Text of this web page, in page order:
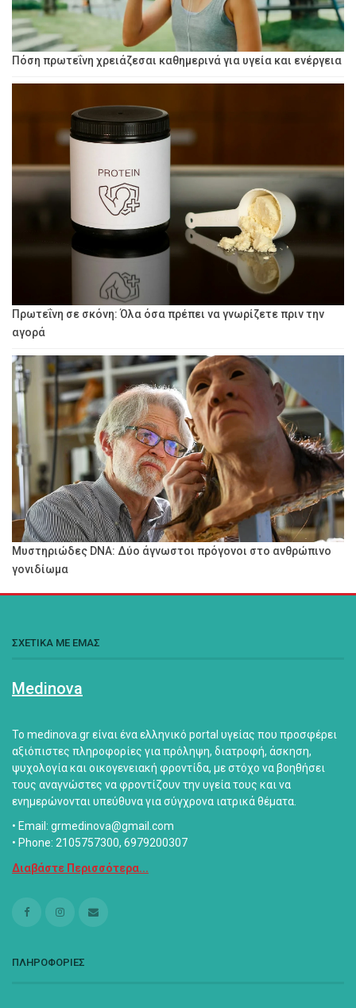
Πόση πρωτεΐνη χρειάζεσαι καθημερινά για υγεία και ενέργεια
Πρωτεΐνη σε σκόνη: Όλα όσα πρέπει να γνωρίζετε πριν την
αγορά
Μυστηριώδες DNA: Δύο άγνωστοι πρόγονοι στο ανθρώπινο
γονιδίωμα
ΣΧΕΤΙΚΑ ΜΕ ΕΜΑΣ
Medinova
Το medinova.gr είναι ένα ελληνικό portal υγείας που προσφέρει
αξιόπιστες πληροφορίες για πρόληψη, διατροφή, άσκηση,
ψυχολογία και οικογενειακή φροντίδα, με στόχο να βοηθήσει
τους αναγνώστες να φροντίζουν την υγεία τους και να
ενημερώνονται υπεύθυνα για σύγχρονα ιατρικά θέματα.
• Email: grmedinova@gmail.com
• Phone: 2105757300, 6979200307
Διαβάστε Περισσότερα...
ΠΛΗΡΟΦΟΡΙΕΣ